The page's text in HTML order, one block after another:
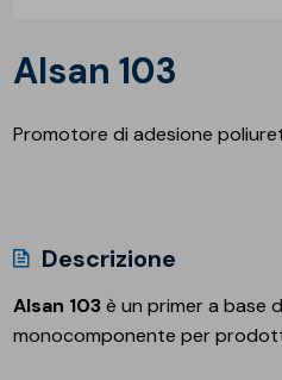
Alsan 103
Promotore di adesione
Descrizione
Alsan 103è un primer a base
monocomponente per